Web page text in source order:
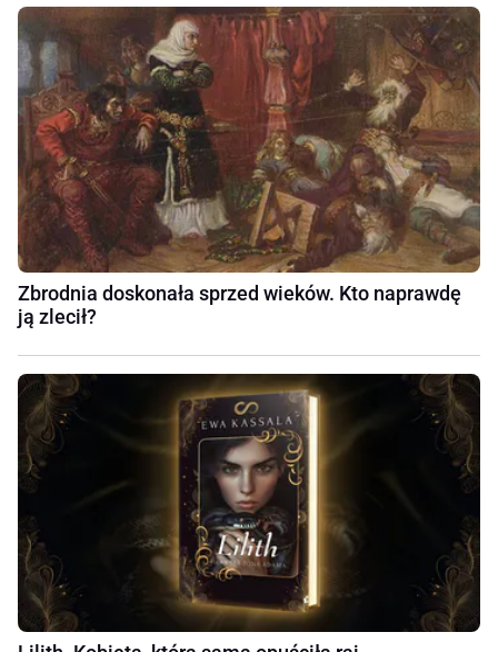
Zbrodnia doskonała sprzed wieków. Kto naprawdę
ją zlecił?